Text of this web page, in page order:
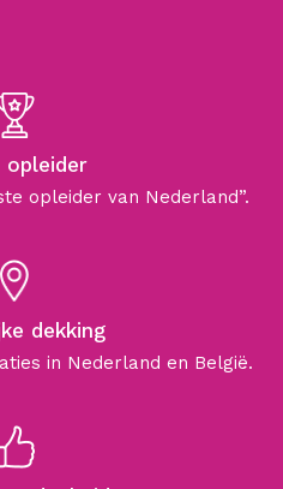
opleider
opleider van Nederland”.
dekking
in Nederland en België.